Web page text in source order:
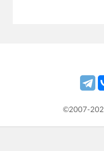
©2007-